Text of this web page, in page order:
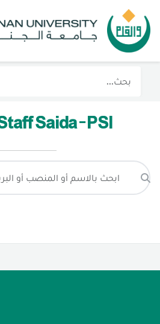
Saida - PSI